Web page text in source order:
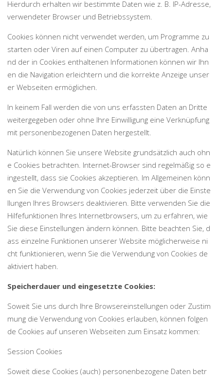
Hierdurch erhalten wir bestimmte Daten wie z. B. IP-Adresse,
verwendeter Browser und Betriebssystem.
Cookies können nicht verwendet werden, um Programme zu
starten oder Viren auf einen Computer zu übertragen. Anha
nd der in Cookies enthaltenen Informationen können wir Ihn
en die Navigation erleichtern und die korrekte Anzeige unser
er Webseiten ermöglichen.
In keinem Fall werden die von uns erfassten Daten an Dritte
weitergegeben oder ohne Ihre Einwilligung eine Verknüpfung
mit personenbezogenen Daten hergestellt.
Natürlich können Sie unsere Website grundsätzlich auch ohn
e Cookies betrachten. Internet-Browser sind regelmäßig so e
ingestellt, dass sie Cookies akzeptieren. Im Allgemeinen könn
en Sie die Verwendung von Cookies jederzeit über die Einste
llungen Ihres Browsers deaktivieren. Bitte verwenden Sie die
Hilfefunktionen Ihres Internetbrowsers, um zu erfahren, wie
Sie diese Einstellungen ändern können. Bitte beachten Sie, d
ass einzelne Funktionen unserer Website möglicherweise ni
cht funktionieren, wenn Sie die Verwendung von Cookies de
aktiviert haben.
Speicherdauer und eingesetzte Cookies:
Soweit Sie uns durch Ihre Browsereinstellungen oder Zustim
mung die Verwendung von Cookies erlauben, können folgen
de Cookies auf unseren Webseiten zum Einsatz kommen:
Session Cookies
Soweit diese Cookies (auch) personenbezogene Daten betr